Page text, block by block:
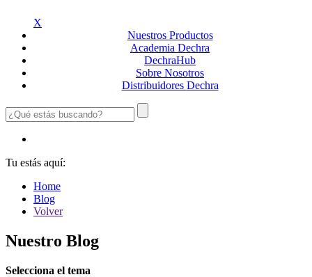
X
Nuestros Productos
Academia Dechra
DechraHub
Sobre Nosotros
Distribuidores Dechra
Tu estás aquí:
Home
Blog
Volver
Nuestro Blog
Selecciona el tema